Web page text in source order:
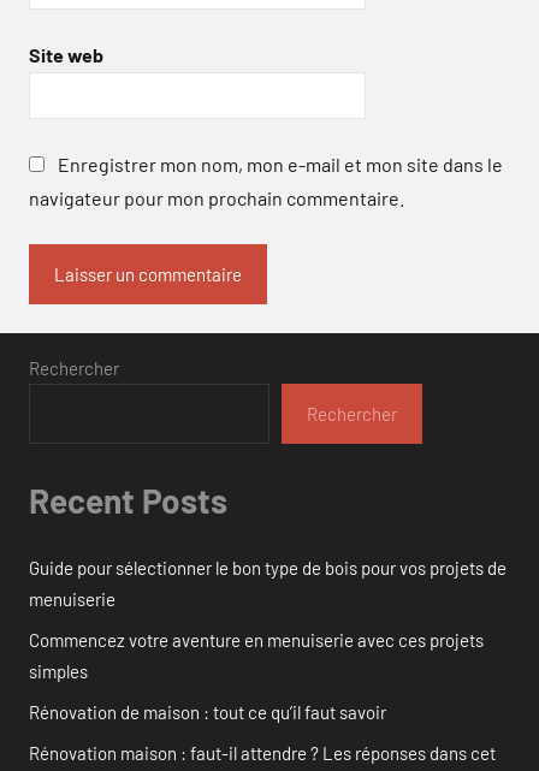
Site web
Enregistrer mon nom, mon e-mail et mon site dans le
navigateur pour mon prochain commentaire.
Rechercher
Rechercher
Recent Posts
Guide pour sélectionner le bon type de bois pour vos projets de
menuiserie
Commencez votre aventure en menuiserie avec ces projets
simples
Rénovation de maison : tout ce qu’il faut savoir
Rénovation maison : faut-il attendre ? Les réponses dans cet